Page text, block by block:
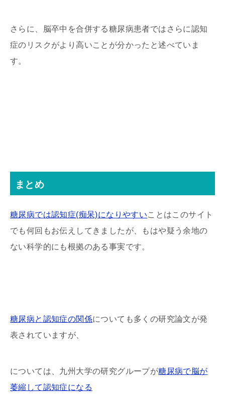
さらに、脳卒中を合併する糖尿病患者ではさらに認知
症のリスクがより高いことが分かったと述べていま
す。
まとめ
糖尿病では認知症(痴呆)になりやすいことはこのサイト
でも何回もお伝えしてきましたが、もはや疑う余地の
ない科学的にも根拠のある事実です。
糖尿病と認知症の関係についても多くの研究論文が発
表されていますが、
については、九州大学の研究グループが糖尿病で脳が
萎縮して認知症になる